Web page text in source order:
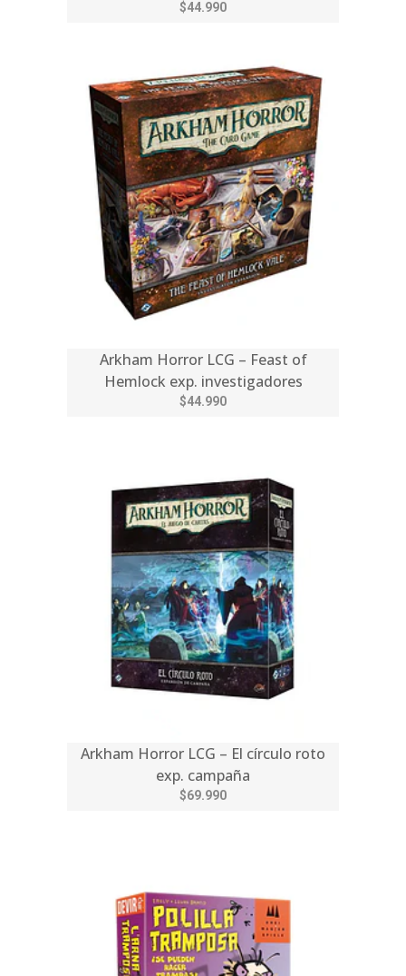
$44.990
Arkham Horror LCG – Feast of
Hemlock exp. investigadores
$44.990
Arkham Horror LCG – El círculo roto
exp. campaña
$69.990